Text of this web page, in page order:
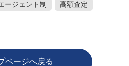
ージェント制
高額査定
ページへ戻る